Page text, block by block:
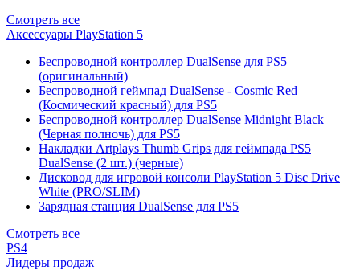
Смотреть все
Аксессуары PlayStation 5
Беспроводной контроллер DualSense для PS5
(оригинальный)
Беспроводной геймпад DualSense - Cosmic Red
(Космический красный) для PS5
Беспроводной контроллер DualSense Midnight Black
(Черная полночь) для PS5
Накладки Artplays Thumb Grips для геймпада PS5
DualSense (2 шт.) (черные)
Дисковод для игровой консоли PlayStation 5 Disc Drive
White (PRO/SLIM)
Зарядная станция DualSense для PS5
Смотреть все
PS4
Лидеры продаж